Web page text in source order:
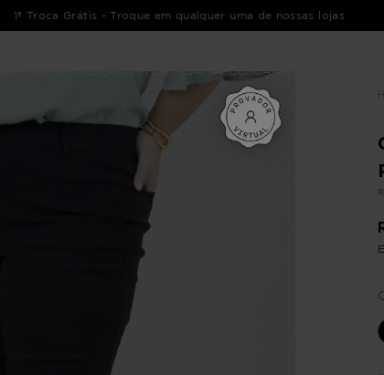
MAIOR REDE plus size do Brasil!
OUTLET VEJA TAMBÉMCATÁLOGOS